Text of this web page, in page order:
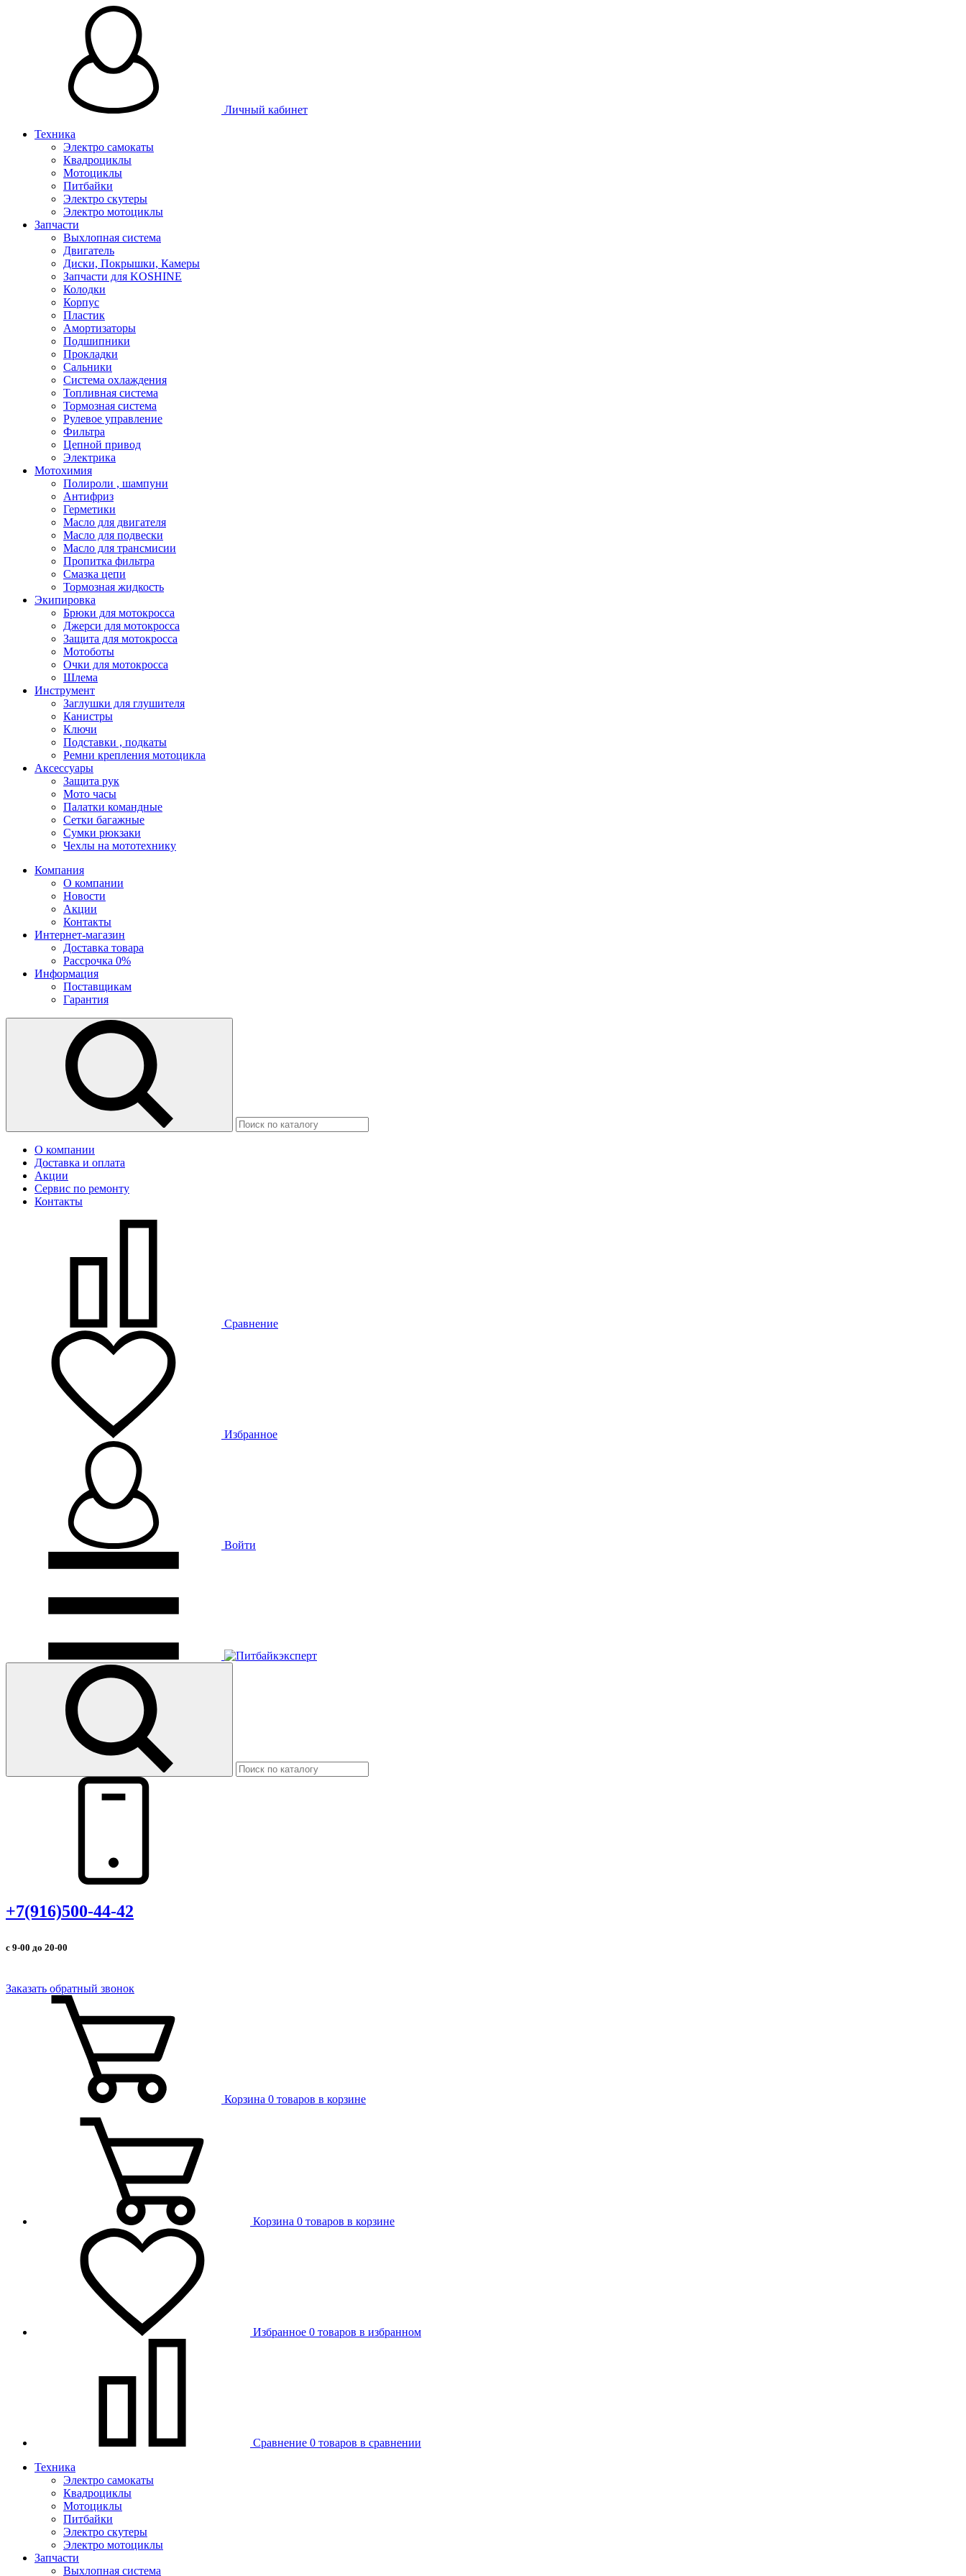
Личный кабинет
Техника
Электро самокаты
Квадроциклы
Мотоциклы
Питбайки
Электро скутеры
Электро мотоциклы
Запчасти
Выхлопная система
Двигатель
Диски, Покрышки, Камеры
Запчасти для KOSHINE
Колодки
Корпус
Пластик
Амортизаторы
Подшипники
Прокладки
Сальники
Система охлаждения
Топливная система
Тормозная система
Рулевое управление
Фильтра
Цепной привод
Электрика
Мотохимия
Полироли , шампуни
Антифриз
Герметики
Масло для двигателя
Масло для подвески
Масло для трансмисии
Пропитка фильтра
Смазка цепи
Тормозная жидкость
Экипировка
Брюки для мотокросса
Джерси для мотокросса
Защита для мотокросса
Мотоботы
Очки для мотокросса
Шлема
Инструмент
Заглушки для глушителя
Канистры
Ключи
Подставки , подкаты
Ремни крепления мотоцикла
Аксессуары
Защита рук
Мото часы
Палатки командные
Сетки багажные
Сумки рюкзаки
Чехлы на мототехнику
Компания
О компании
Новости
Акции
Контакты
Интернет-магазин
Доставка товара
Рассрочка 0%
Информация
Поставщикам
Гарантия
О компании
Доставка и оплата
Акции
Сервис по ремонту
Контакты
Сравнение
Избранное
Войти
+7(916)500-44-42
с 9-00 до 20-00
Заказать обратный звонок
Корзина 0 товаров в корзине
Корзина 0 товаров в корзине
Избранное 0 товаров в избранном
Сравнение 0 товаров в сравнении
Техника
Электро самокаты
Квадроциклы
Мотоциклы
Питбайки
Электро скутеры
Электро мотоциклы
Запчасти
Выхлопная система